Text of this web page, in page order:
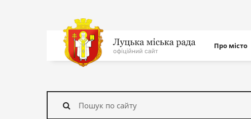
На
головну
сайту
Про місто
Знайти